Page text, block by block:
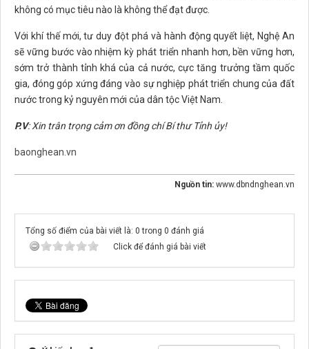
không có mục tiêu nào là không thể đạt được.
Với khí thế mới, tư duy đột phá và hành động quyết liệt, Nghệ An
sẽ vững bước vào nhiệm kỳ phát triển nhanh hơn, bền vững hơn,
sớm trở thành tỉnh khá của cả nước, cực tăng trưởng tầm quốc
gia, đóng góp xứng đáng vào sự nghiệp phát triển chung của đất
nước trong kỷ nguyên mới của dân tộc Việt Nam.
P.V: Xin trân trọng cảm ơn đồng chí Bí thư Tỉnh ủy!
baonghean.vn
Nguồn tin: www.dbndnghean.vn
Tổng số điểm của bài viết là: 0 trong 0 đánh giá
Click để đánh giá bài viết